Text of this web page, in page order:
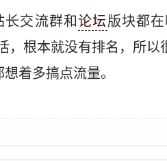
长交流群和论坛版块都
，根本就没有排名，所以
着多搞点流量。